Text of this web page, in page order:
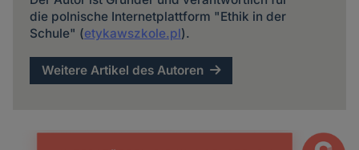
die polnische Internetplattform "Ethik in der
Schule" (etykawszkole.pl).
Weitere Artikel des Autoren